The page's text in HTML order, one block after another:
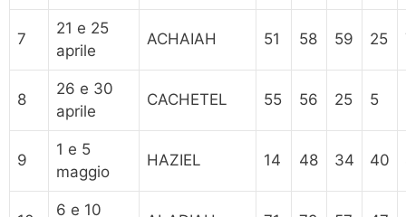
7
21 e 25
aprile
ACHAIAH 51 58 59 25
8
26 e 30
aprile
CACHETEL 55 56 25 5
9
1 e 5
maggio
HAZIEL 14 48 34 40
6 e 10